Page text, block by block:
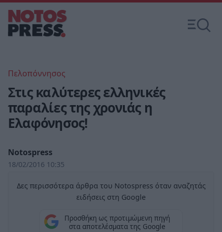
Πελοπόννησος
Στις καλύτερες ελληνικές
παραλίες της χρονιάς η
Ελαφόνησος!
Notospress
18/02/2016 10:35
Δες περισσότερα άρθρα του Notospress όταν αναζητάς
ειδήσεις στη Google
Προσθήκη ως προτιμώμενη πηγή
στα αποτελέσματα της Google